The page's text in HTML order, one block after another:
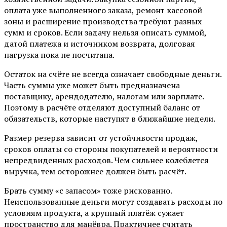
оплата уже выполненного заказа, ремонт кассовой
зоны и расширение производства требуют разных
сумм и сроков. Если задачу нельзя описать суммой,
датой платежа и источником возврата, долговая
нагрузка пока не посчитана.
Остаток на счёте не всегда означает свободные деньги.
Часть суммы уже может быть предназначена
поставщику, арендодателю, налогам или зарплате.
Поэтому в расчёте отделяют доступный баланс от
обязательств, которые наступят в ближайшие недели.
Размер резерва зависит от устойчивости продаж,
сроков оплаты со стороны покупателей и вероятности
непредвиденных расходов. Чем сильнее колеблется
выручка, тем осторожнее должен быть расчёт.
Брать сумму «с запасом» тоже рискованно.
Неиспользованные деньги могут создавать расходы по
условиям продукта, а крупный платёж сужает
пространство для манёвра. Практичнее считать